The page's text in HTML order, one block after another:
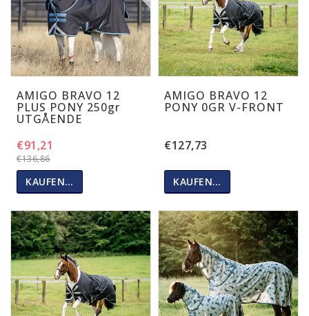
AMIGO BRAVO 12
PLUS PONY 250gr
UTGÅENDE
€136,86
€91,21
KAUFEN…
AMIGO BRAVO 12
PONY 0GR V-FRONT
€127,73
KAUFEN…